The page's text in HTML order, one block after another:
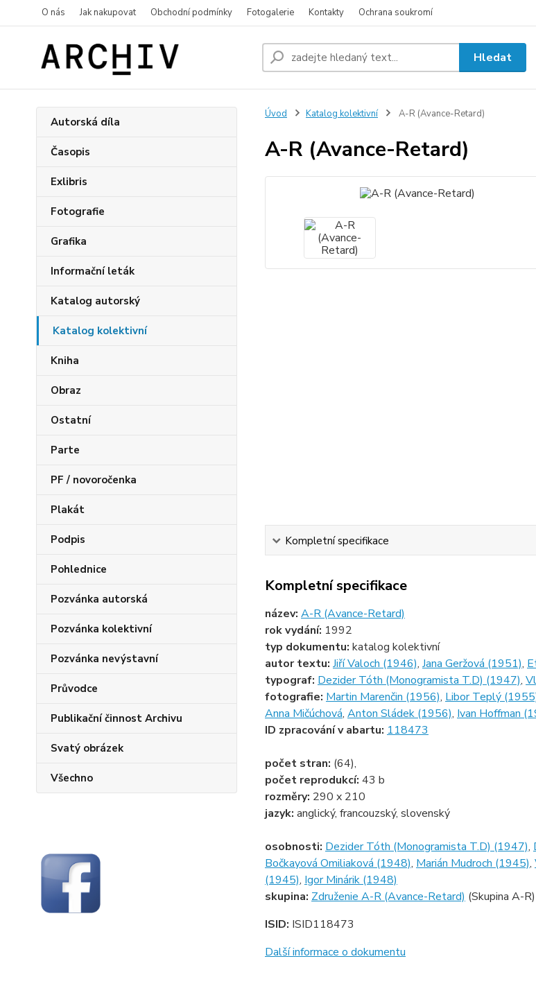
O nás Jak nakupovat Obchodní podmínky Fotogalerie Kontakty Ochrana soukromí
Hledat
Autorská díla
Časopis
Exlibris
Fotografie
Grafika
Informační leták
Katalog autorský
Katalog kolektivní
Kniha
Obraz
Ostatní
Parte
PF / novoročenka
Plakát
Podpis
Pohlednice
Pozvánka autorská
Pozvánka kolektivní
Pozvánka nevýstavní
Průvodce
Publikační činnost Archivu
Svatý obrázek
Všechno
Úvod Katalog kolektivní A-R (Avance-Retard)
A-R (Avance-Retard)
Kompletní specifikace
Kompletní specifikace
název: A-R (Avance-Retard)
rok vydání: 1992
typ dokumentu: katalog kolektivní
autor textu: Jiří Valoch (1946), Jana Geržová (1951),
typograf: Dezider Tóth (Monogramista T.D) (1947),
fotografie: Martin Marenčin (1956), Libor Teplý
Anna Mičúchová, Anton Sládek (1956), Ivan Hoffman
ID zpracování v abartu: 118473
počet stran: (64),
počet reprodukcí: 43 b
rozměry: 290 x 210
jazyk: anglický, francouzský, slovenský
osobnosti: Dezider Tóth (Monogramista T.D) (1947),
Bočkayová Omiliaková (1948), Marián Mudroch (1945),
(1945), Igor Minárik (1948)
skupina: Združenie A-R (Avance-Retard) (Skupina A-R)
ISID: ISID118473
Další informace o dokumentu